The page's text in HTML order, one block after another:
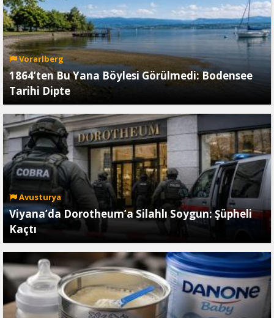
Vorarlberg
1864’ten Bu Yana Böylesi Görülmedi: Bodensee
Tarihi Dipte
Avusturya
Viyana’da Dorotheum’a Silahlı Soygun: Şüpheli
Kaçtı